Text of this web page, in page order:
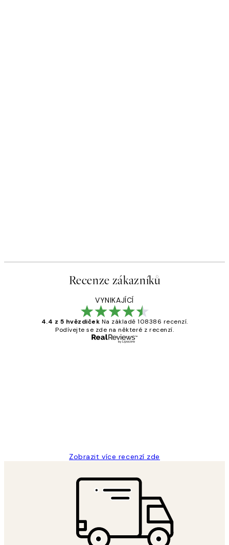
Recenze zákazníků
VYNIKAJÍCÍ
4.4 z 5 hvězdiček Na základě 108386 recenzí.
Podívejte se zde na některé z recenzí.
Zobrazit více recenzí zde